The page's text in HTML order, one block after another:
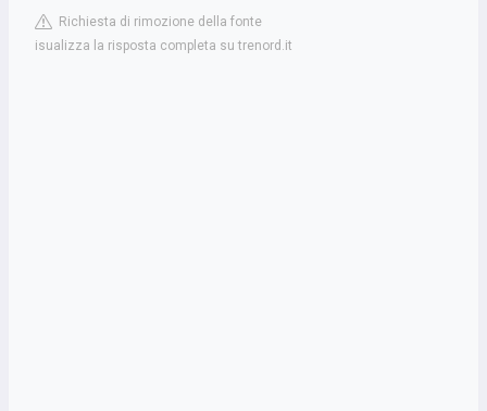
Richiesta di rimozione della fonte
isualizza la risposta completa su trenord.it